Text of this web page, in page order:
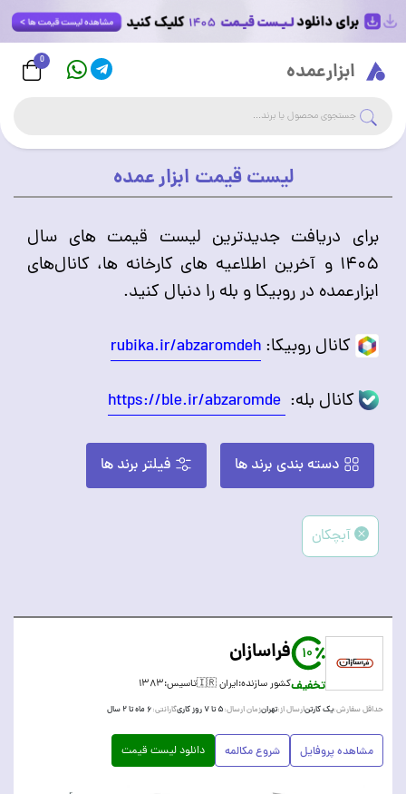
ابزارعمده 0
جستجوی فروشگاه
لیست قیمت ابزار عمده
برای دریافت جدیدترین لیست قیمت های سال
۱۴۰۵ و آخرین اطلاعیه های کارخانه ها، کانال‌های
ابزارعمده در روبیکا و بله را دنبال کنید.
کانال روبیکا: rubika.ir/abzaromdeh
کانال بله:
آبچکان
10
تخفیف
فراسازان
کشور سازنده:ایران 🇮🇷 تاسیس:۱۳۸۳
حداقل سفارش:یک کارتنارسال از:تهرانزمان ارسال:۵ تا ۷ روز کاری گارانتی:۶ ماه تا ۲ سال
مشاهده پروفایل شروع مکالمه دانلود لیست قیمت